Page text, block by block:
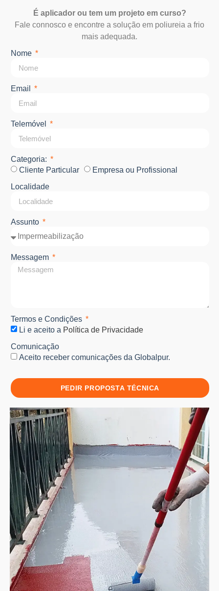
É aplicador ou tem um projeto em curso?
Fale connosco e encontre a solução em poliureia a frio
mais adequada.
Nome
Email
Telemóvel
Categoria:
Cliente Particular
Empresa ou Profissional
Localidade
Assunto
Messagem
Termos e Condições
Li e aceito a Política de Privacidade
Comunicação
Aceito receber comunicações da Globalpur.
PEDIR PROPOSTA TÉCNICA